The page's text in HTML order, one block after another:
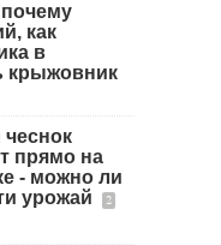
как
в
крыжовник
чеснок
прямо на
- можно ли
урожай
2